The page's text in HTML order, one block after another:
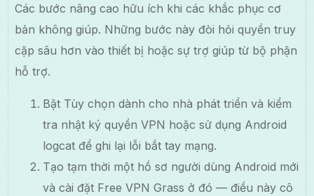
Các bước nâng cao hữu ích khi các khắc phục cơ
bản không giúp. Những bước này đòi hỏi quyền truy
cập sâu hơn vào thiết bị hoặc sự trợ giúp từ bộ phận
hỗ trợ.
Bật Tùy chọn dành cho nhà phát triển và kiểm
tra nhật ký quyền VPN hoặc sử dụng Android
logcat để ghi lại lỗi bắt tay mạng.
Tạo tạm thời một hồ sơ người dùng Android mới
và cài đặt Free VPN Grass ở đó — điều này cô